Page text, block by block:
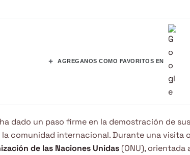
+ AGREGANOS COMO FAVORITOS EN
ha dado un paso firme en la demostración de
comunidad internacional. Durante una visita
de las Naciones Unidas (ONU), orientada